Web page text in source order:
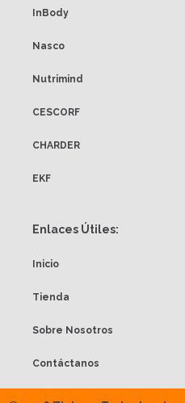
InBody
Nasco
Nutrimind
CESCORF
CHARDER
EKF
Enlaces Útiles:
Inicio
Tienda
Sobre Nosotros
Contáctanos